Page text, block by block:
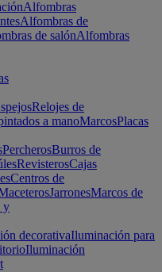
Alfombras
Alfombras de
de salónAlfombras
Relojes de
a manoMarcosPlacas
PercherosBurros de
RevisterosCajas
Centros de
JarronesMarcos de
y
decorativaIluminación para
Iluminación